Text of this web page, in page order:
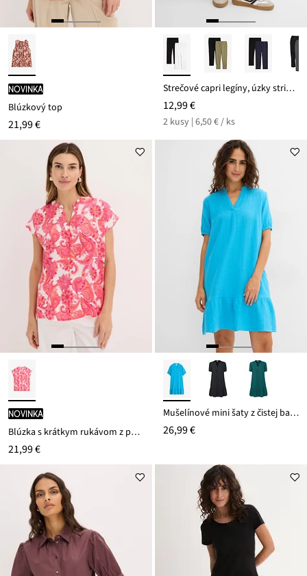
novinka
Blúzkový top
21,99 €
Strečové capri legíny, úzky strih (2 ks)
12,99 €
2 kusy | 6,50 € / ks
novinka
Blúzka s krátkym rukávom z padavého saténu
21,99 €
Mušelínové mini šaty z čistej bavlny
26,99 €